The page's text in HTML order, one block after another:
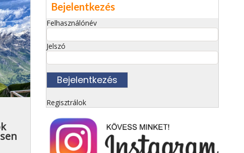
Bejelentkezés
Felhasználónév
Jelszó
Regisztrálok